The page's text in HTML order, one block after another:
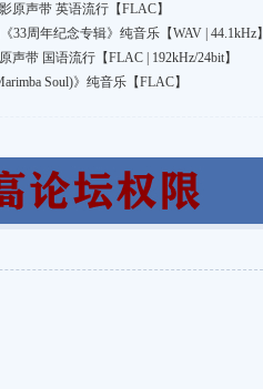
原声带 英语流行【FLAC】
周年纪念专辑》纯音乐【WAV | 44.1kHz】
声带 国语流行【FLAC | 192kHz/24bit】
Soul)》纯音乐【FLAC】